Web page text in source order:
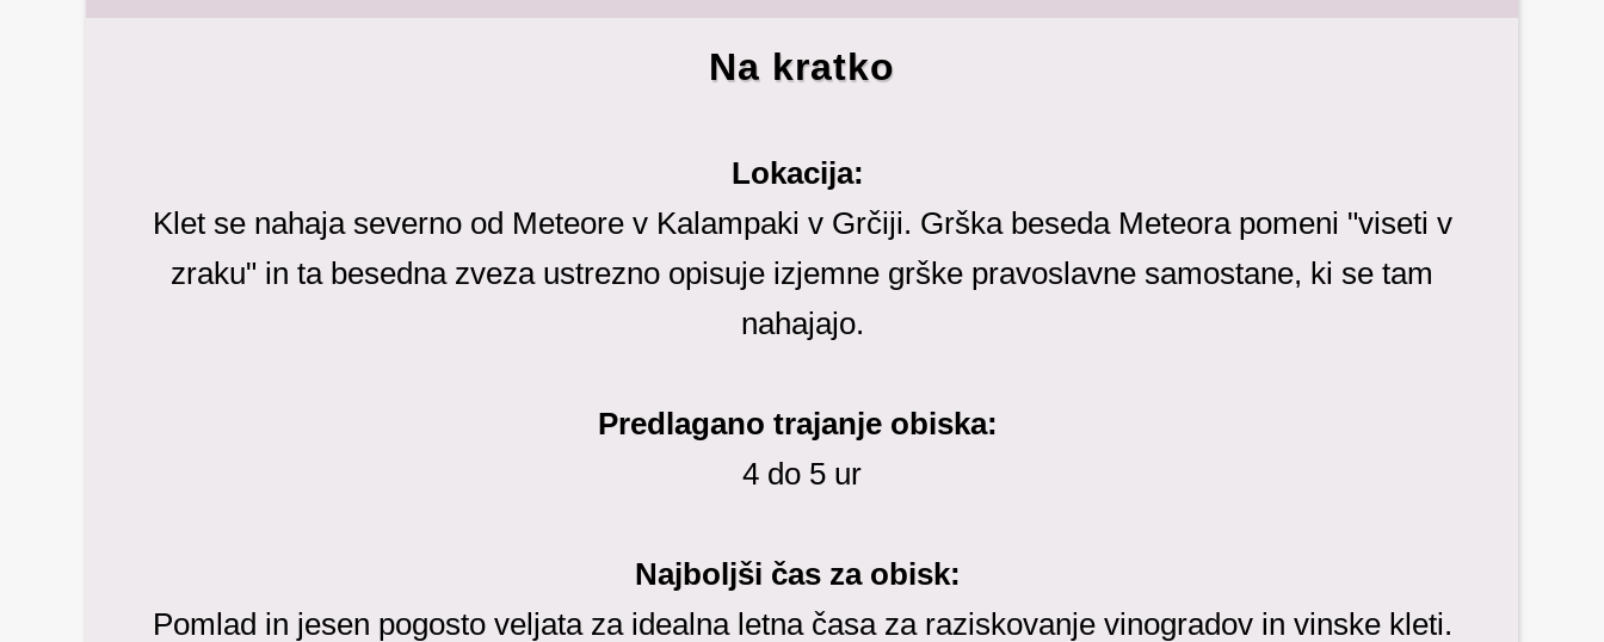
Na kratko
Lokacija:
Klet se nahaja severno od Meteore v Kalampaki v Grčiji. Grška beseda Meteora pomeni "viseti v
zraku" in ta besedna zveza ustrezno opisuje izjemne grške pravoslavne samostane, ki se tam
nahajajo.
Predlagano trajanje obiska:
4 do 5 ur
Najboljši čas za obisk:
Pomlad in jesen pogosto veljata za idealna letna časa za raziskovanje vinogradov in vinske kleti.